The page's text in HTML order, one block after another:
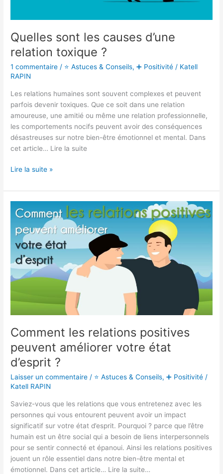
Quelles sont les causes d’une
relation toxique ?
1 commentaire / ⭐ Astuces & Conseils,➕ Positivité / Katell
RAPIN
Les relations humaines sont souvent complexes et peuvent
parfois devenir toxiques. Que ce soit dans une relation
amoureuse, une amitié ou même une relation professionnelle,
les comportements nocifs peuvent avoir des conséquences
désastreuses sur notre bien-être émotionnel et mental. Dans
cet article… Lire la suite
Lire la suite »
Comment les relations positives
peuvent améliorer votre état
d’esprit ?
Laisser un commentaire / ⭐ Astuces & Conseils,➕ Positivité /
Katell RAPIN
Saviez-vous que les relations que vous entretenez avec les
personnes qui vous entourent peuvent avoir un impact
significatif sur votre état d’esprit. Pourquoi ? parce que l’être
humain est un être social qui a besoin de liens interpersonnels
pour se sentir connecté et épanoui. Ainsi les relations positives
jouent un rôle essentiel dans notre bien-être mental et
émotionnel. Dans cet article… Lire la suite…
Comment
les
relations
positives
peuvent
améliorer
votre
état